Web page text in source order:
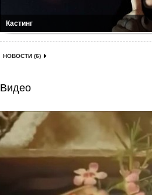
Кастинг
НОВОСТИ (6)
Видео